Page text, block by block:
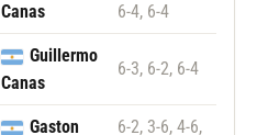
Canas
6-4, 6-4
Guillermo
Canas
6-3, 6-2, 6-4
Gaston
6-2, 3-6, 4-6,